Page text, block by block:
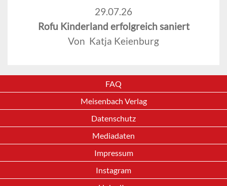
29.07.26
Rofu Kinderland erfolgreich saniert
Von Katja Keienburg
FAQ
Meisenbach Verlag
Datenschutz
Mediadaten
Impressum
Instagram